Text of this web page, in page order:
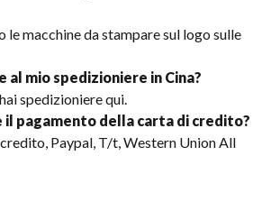
le macchine da stampare sul logo sulle
al mio spedizioniere in Cina?
spedizioniere qui.
il pagamento della carta di credito?
Paypal, T/t, Western Union All